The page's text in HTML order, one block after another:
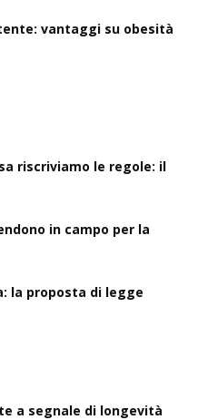
vantaggi su obesità
riscriviamo le regole: il
in campo per la
la proposta di legge
a segnale di longevità